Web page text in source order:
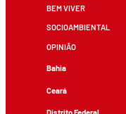
BEM VIVER
SOCIOAMBIENTAL
OPINIÃO
Bahia
Ceará